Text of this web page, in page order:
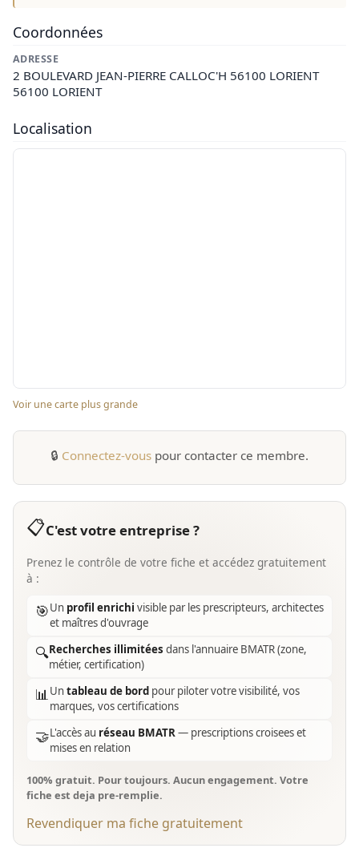
Coordonnées
ADRESSE
2 BOULEVARD JEAN-PIERRE CALLOC'H 56100 LORIENT
56100 LORIENT
Localisation
Voir une carte plus grande
🔒 Connectez-vous pour contacter ce membre.
📋C'est votre entreprise ?
Prenez le contrôle de votre fiche et accédez gratuitement
à :
🎯Un profil enrichi visible par les prescripteurs, architectes
et maîtres d'ouvrage
🔍Recherches illimitées dans l'annuaire BMATR (zone,
métier, certification)
📊Untableau de bord pour piloter votre visibilité, vos
marques, vos certifications
🤝L'accès au réseau BMATR— prescriptions croisees et
mises en relation
100% gratuit. Pour toujours. Aucun engagement. Votre
fiche est deja pre-remplie.
Revendiquer ma fiche gratuitement